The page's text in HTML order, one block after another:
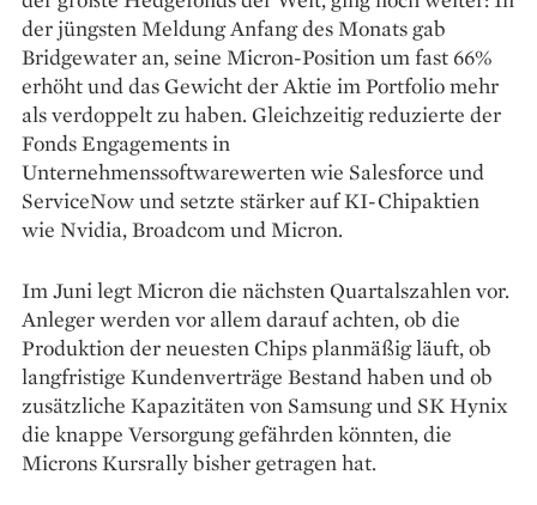
der jüngsten Meldung Anfang des Monats gab
Bridgewater an, seine Micron-Position um fast 66%
erhöht und das Gewicht der Aktie im Portfolio mehr
als verdoppelt zu haben. Gleichzeitig reduzierte der
Fonds Engagements in
Unternehmenssoftwarewerten wie Salesforce und
ServiceNow und setzte stärker auf KI-Chipaktien
wie Nvidia, Broadcom und Micron.
Im Juni legt Micron die nächsten Quartalszahlen vor.
Anleger werden vor allem darauf achten, ob die
Produktion der neuesten Chips planmäßig läuft, ob
langfristige Kundenverträge Bestand haben und ob
zusätzliche Kapazitäten von Samsung und SK Hynix
die knappe Versorgung gefährden könnten, die
Microns Kursrally bisher getragen hat.